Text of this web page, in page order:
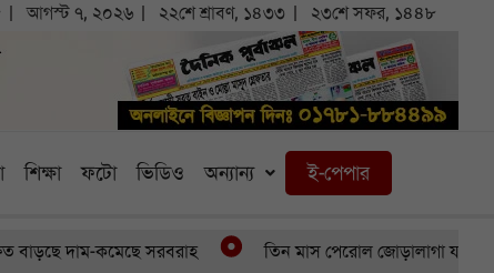
আগস্ট ৭, ২০২৬ ২২শে শ্রাবণ, ১৪৩৩ ২৩শে সফর, ১৪৪৮
শিক্ষা ফটো ভিডিও অন্যান্য ই-পেপার
দাম-কমেছে সরবরাহ তিন মাস পেরোল জোড়ালাগা যমজের,